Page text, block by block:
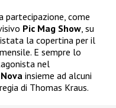
partecipazione, come
Pic Mag Show, su
la copertina per il
E sempre lo
nel
insieme ad alcuni
di Thomas Kraus.